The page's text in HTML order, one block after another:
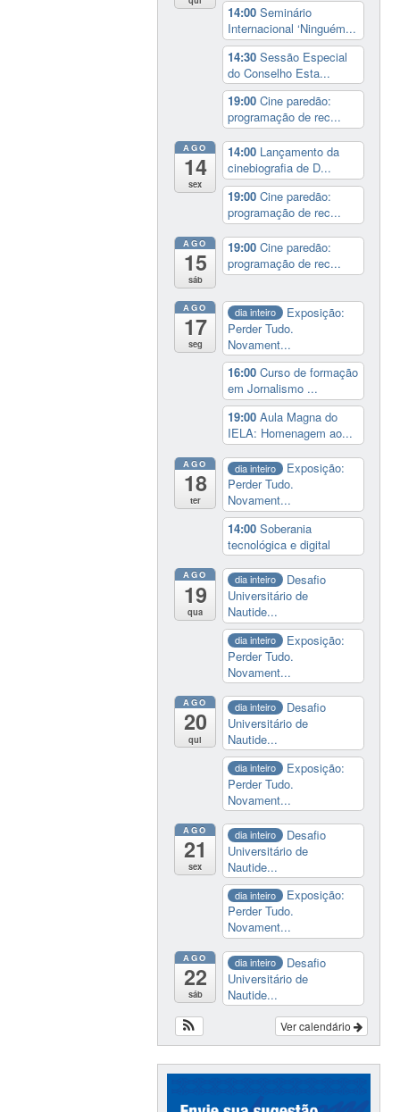
14:00Seminário
Internacional ‘Ninguém...
14:30Sessão Especial
do Conselho Esta...
19:00Cine paredão:
programação de rec...
AGO
14
sex
14:00 Lançamento da
cinebiografia de D...
19:00Cine paredão:
programação de rec...
AGO
15
sáb
19:00Cine paredão:
programação de rec...
AGO
17
seg
dia inteiro
Exposição:
Perder Tudo.
Novament...
16:00Curso de formação
em Jornalismo ...
19:00Aula Magna do
IELA: Homenagem ao...
AGO
18
ter
dia inteiro
Exposição:
Perder Tudo.
Novament...
14:00Soberania
tecnológica e digital
AGO
19
qua
dia inteiro
Desafio
Universitário de
Nautide...
dia inteiro
Exposição:
Perder Tudo.
Novament...
AGO
20
qui
dia inteiro
Desafio
Universitário de
Nautide...
dia inteiro
Exposição:
Perder Tudo.
Novament...
AGO
21
sex
dia inteiro
Desafio
Universitário de
Nautide...
dia inteiro
Exposição:
Perder Tudo.
Novament...
AGO
22
sáb
dia inteiro
Desafio
Universitário de
Nautide...
Ver calendário